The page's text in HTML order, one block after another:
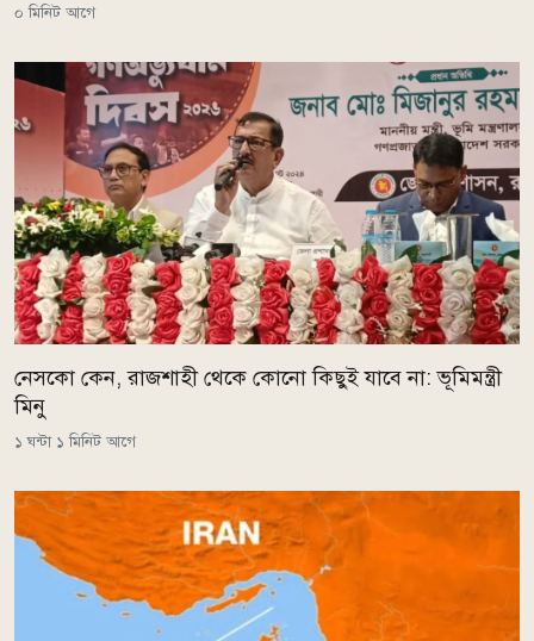
০ মিনিট আগে
নেসকো কেন, রাজশাহী থেকে কোনো কিছুই যাবে না: ভূমিমন্ত্রী
মিনু
১ ঘন্টা ১ মিনিট আগে